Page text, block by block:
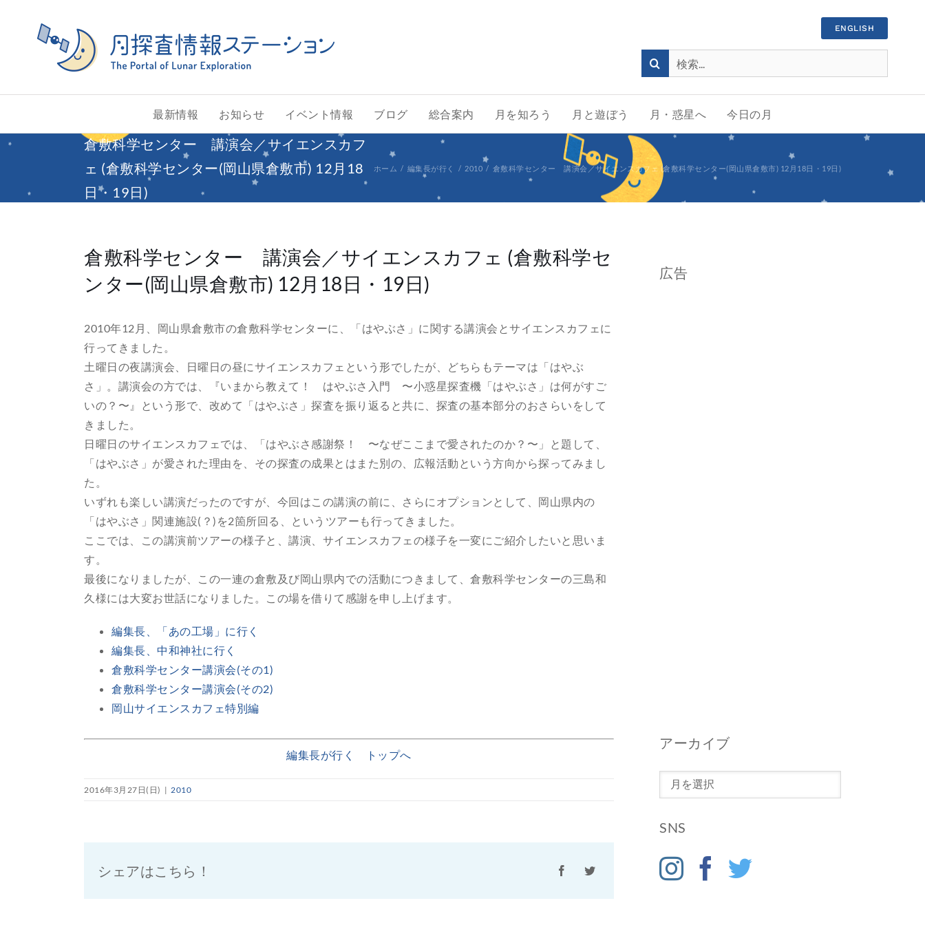
ENGLISH
検
索
…
最新情報
お知らせ イベント情報 ブログ 総合案内 月を知ろう 月と遊ぼう 月・惑星へ 今日の月
倉敷科学センター 講演会／サイエンスカフ
ェ (倉敷科学センター(岡山県倉敷市) 12月18
日・19日)
ホーム 編集長が行く 2010 倉敷科学センター 講演会／サイエンスカフェ (倉敷科学センター(岡山県倉敷市) 12月18日・19日)
倉敷科学センター 講演会／サイエンスカフェ (倉敷科学セ
ンター(岡山県倉敷市) 12月18日・19日)
2010年12月、岡山県倉敷市の倉敷科学センターに、「はやぶさ」に関する講演会とサイエンスカフェに
行ってきました。
土曜日の夜講演会、日曜日の昼にサイエンスカフェという形でしたが、どちらもテーマは「はやぶ
さ」。講演会の方では、『いまから教えて！ はやぶさ入門 〜小惑星探査機「はやぶさ」は何がすご
いの？〜』という形で、改めて「はやぶさ」探査を振り返ると共に、探査の基本部分のおさらいをして
きました。
日曜日のサイエンスカフェでは、「はやぶさ感謝祭！ 〜なぜここまで愛されたのか？〜」と題して、
「はやぶさ」が愛された理由を、その探査の成果とはまた別の、広報活動という方向から探ってみまし
た。
いずれも楽しい講演だったのですが、今回はこの講演の前に、さらにオプションとして、岡山県内の
「はやぶさ」関連施設(？)を2箇所回る、というツアーも行ってきました。
ここでは、この講演前ツアーの様子と、講演、サイエンスカフェの様子を一変にご紹介したいと思いま
す。
最後になりましたが、この一連の倉敷及び岡山県内での活動につきまして、倉敷科学センターの三島和
久様には大変お世話になりました。この場を借りて感謝を申し上げます。
編集長、「あの工場」に行く
編集長、中和神社に行く
倉敷科学センター講演会(その1)
倉敷科学センター講演会(その2)
岡山サイエンスカフェ特別編
編集長が行く トップへ
2016年3月27日(日) | 2010
シェアはこちら！ FacebookTwitter
広告
アーカイブ
ー
ブ
SNS